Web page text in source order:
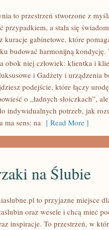
to przestrzeń stworzone z
przypadkiem, a stała się
kuracje gabinetowe, które
budować harmonijną kondycję.
obok niej człowiek: klientka i
i Gadżety i urządzenia
podejście, które łączy
o „ładnych słoiczkach”,
indywidualnych potrzeb, jak
ma sens: na [ Read More ]
na Ślubie
to przyjazne miejsce
oraz wesele i chcą mieć
inspiracje. To przestrzeń, w